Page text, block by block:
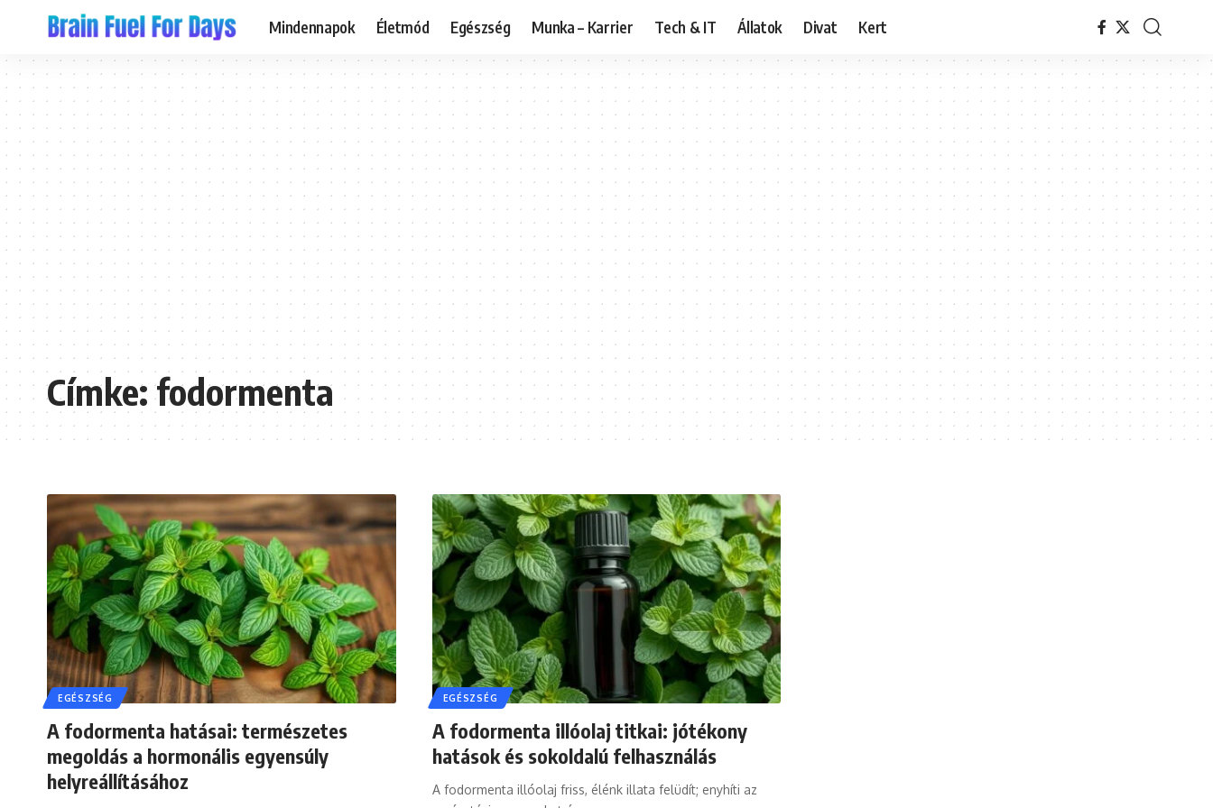
Mindennapok Életmód Egészség Munka – Karrier Tech & IT Állatok Divat Kert
Címke:fodormenta
EGÉSZSÉG
A fodormenta hatásai: természetes
megoldás a hormonális egyensúly
helyreállításához
EGÉSZSÉG
A fodormenta illóolaj titkai: jótékony
hatások és sokoldalú felhasználás
A fodormenta illóolaj friss, élénk illata felüdít; enyhíti az